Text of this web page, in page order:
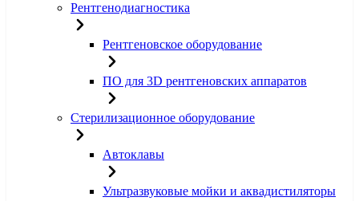
Рентгенодиагностика
Рентгеновское оборудование
ПО для 3D рентгеновских аппаратов
Стерилизационное оборудование
Автоклавы
Ультразвуковые мойки и аквадистиляторы